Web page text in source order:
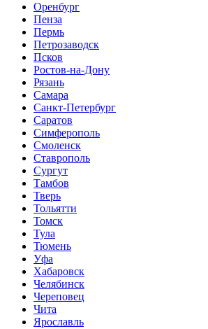
Оренбург
Пенза
Пермь
Петрозаводск
Псков
Ростов-на-Дону
Рязань
Самара
Санкт-Петербург
Саратов
Симферополь
Смоленск
Ставрополь
Сургут
Тамбов
Тверь
Тольятти
Томск
Тула
Тюмень
Уфа
Хабаровск
Челябинск
Череповец
Чита
Ярославль